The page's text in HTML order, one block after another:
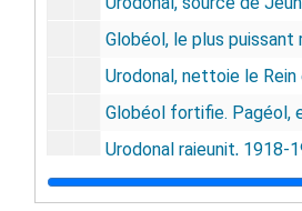
Globéol, le plus puissant reconstituant. Vamianine,
Urodonal, nettoie le Rein et lave tout
Globéol fortifie. Pagéol, energique
Urodonal rajeunit, 1918-
Jubol, éponge l'intestin. Anémiés, convalescents, surmenés prenez du Globéol. L'antiseptique que